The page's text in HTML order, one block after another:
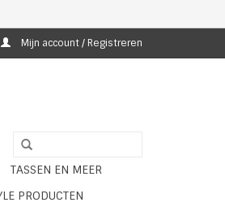
Mijn account / Registreren
TASSEN EN MEER
PRODUCTEN